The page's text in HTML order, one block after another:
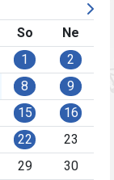
So
Ne
1
2
8
9
15
16
22
23
29
30